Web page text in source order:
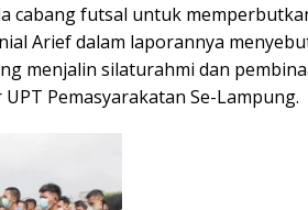
cabang futsal untuk
Arief dalam laporannya
menjalin silaturahmi dan
Pemasyarakatan Se-Lampung.